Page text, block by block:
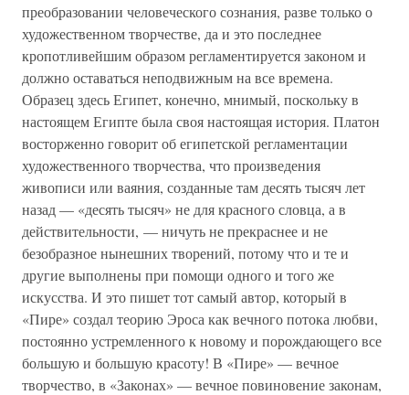
преобразовании человеческого сознания, разве только о
художественном творчестве, да и это последнее
кропотливейшим образом регламентируется законом и
должно оставаться неподвижным на все времена.
Образец здесь Египет, конечно, мнимый, поскольку в
настоящем Египте была своя настоящая история. Платон
восторженно говорит об египетской регламентации
художественного творчества, что произведения
живописи или ваяния, созданные там десять тысяч лет
назад — «десять тысяч» не для красного словца, а в
действительности, — ничуть не прекраснее и не
безобразное нынешних творений, потому что и те и
другие выполнены при помощи одного и того же
искусства. И это пишет тот самый автор, который в
«Пире» создал теорию Эроса как вечного потока любви,
постоянно устремленного к новому и порождающего все
большую и большую красоту! В «Пире» — вечное
творчество, в «Законах» — вечное повиновение законам,